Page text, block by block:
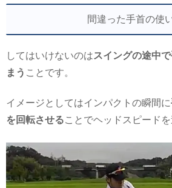
間違った手首の使
してはいけないのはスイングの途中
まう ことです。
イメージとしてはインパクトの瞬間に
を回転させることでヘッドスピードを